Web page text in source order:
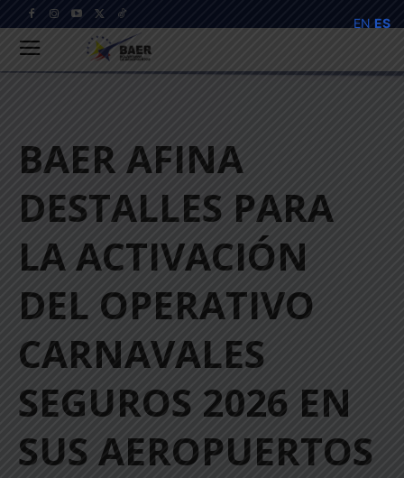
BAER AFINA
DESTALLES PARA
LA ACTIVACIÓN
DEL OPERATIVO
CARNAVALES
SEGUROS 2026 EN
SUS AEROPUERTOS
EN ES